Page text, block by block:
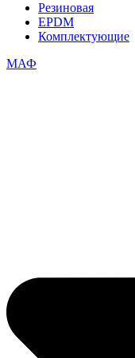
Резиновая
EPDM
Комплектующие
МАФ